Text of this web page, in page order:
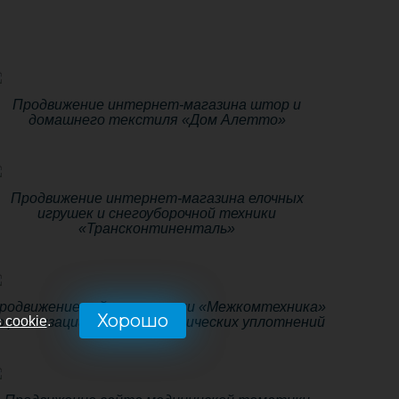
Продвижение интернет-магазина штор и
домашнего текстиля «Дом Алетто»
Продвижение интернет-магазина елочных
игрушек и снегоуборочной техники
«Трансконтиненталь»
сайта компании «Межкомтехника»
реализации РТИ и гидравлических уплотнений
cookie. Хорошо